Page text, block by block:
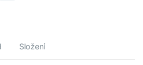
Složení